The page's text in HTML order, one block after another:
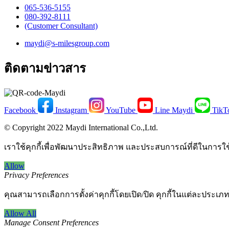
065-536-5155
​080-392-8111
(Customer Consultant)​
maydi@s-milesgroup.com
ติดตามข่าวสาร
Facebook Instagram YouTube Line Maydi
© Copyright 2022 Maydi International Co.,Ltd.
เราใช้คุกกี้เพื่อพัฒนาประสิทธิภาพ และประสบการณ์ที่ดีในการ
Allow
Privacy Preferences
คุณสามารถเลือกการตั้งค่าคุกกี้โดยเปิด/ปิด คุกกี้ในแต่ละประเภ
Allow All
Manage Consent Preferences